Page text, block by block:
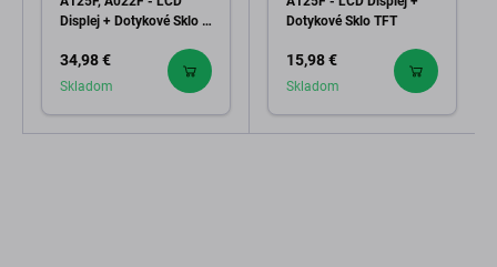
Displej + Dotykové Sklo +
24490A, GH82-24491A
Genuine Service Pack
34,98 €
Skladom
Dotykové Sklo TFT
15,98 €
Skladom